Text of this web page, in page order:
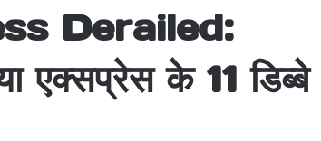
Derailed:
एक्सप्रेस के 11 डिब्बे